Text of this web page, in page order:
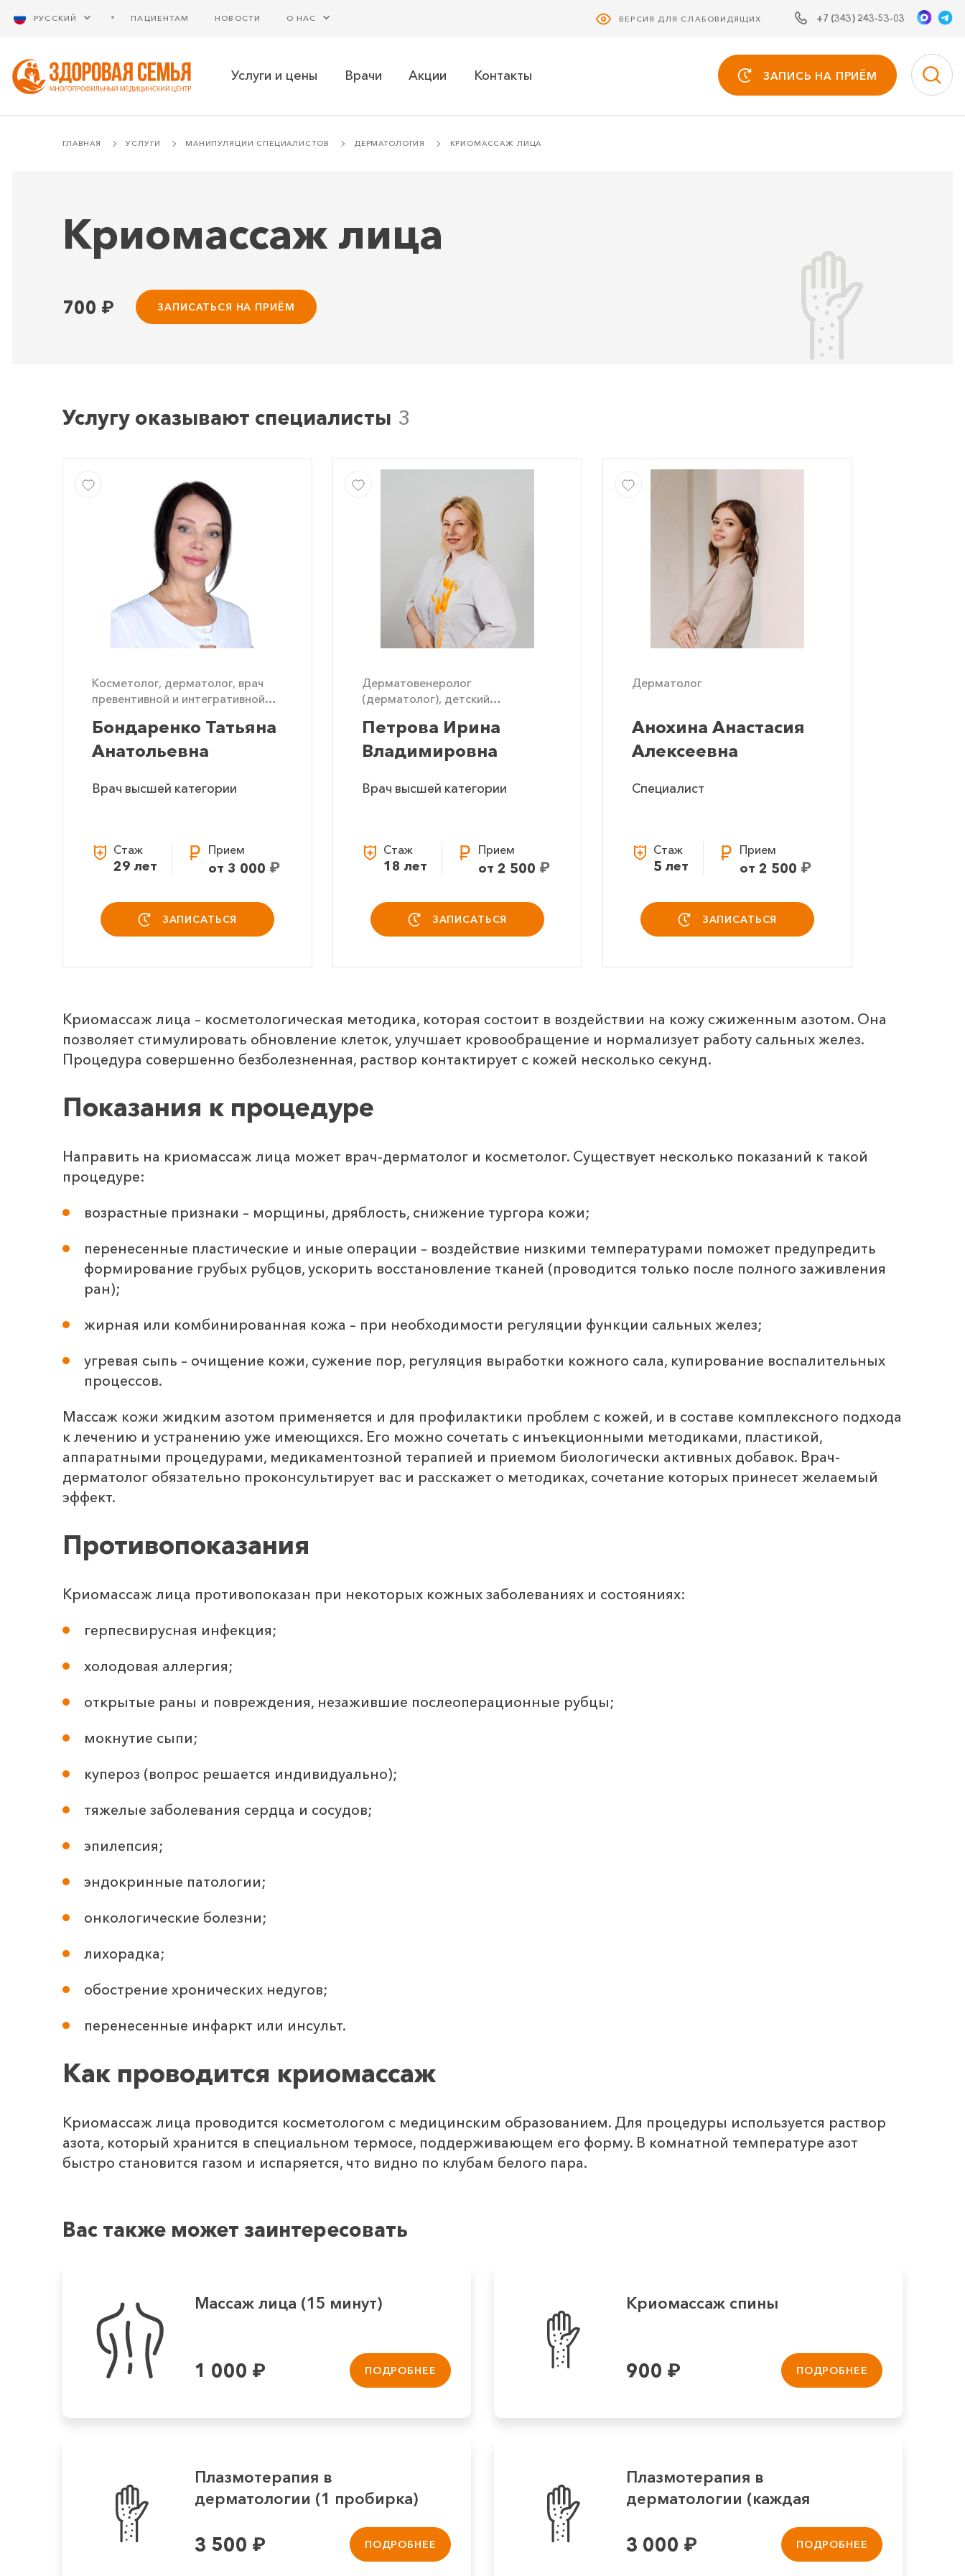
РУССКИЙ ПАЦИЕНТАМ НОВОСТИ О НАС ВЕРСИЯ ДЛЯ СЛАБОВИДЯЩИХ +7 (343) 243-53-03
Услуги и цены Врачи Акции Контакты ЗАПИСЬ НА ПРИЁМ
ГЛАВНАЯ УСЛУГИ МАНИПУЛЯЦИИ СПЕЦИАЛИСТОВ ДЕРМАТОЛОГИЯ КРИОМАССАЖ ЛИЦА
Криомассаж лица
700 ₽ ЗАПИСАТЬСЯ НА ПРИЁМ
Услугу оказывают специалисты
Косметолог, дерматолог, врач
превентивной и интегративной
Бондаренко Татьяна
Анатольевна
Врач высшей категории
Стаж
29 лет
Прием
от 3 000 ₽
ЗАПИСАТЬСЯ
Дерматовенеролог
(дерматолог), детский
Петрова Ирина
Владимировна
Врач высшей категории
Стаж
18 лет
Прием
от 2 500 ₽
ЗАПИСАТЬСЯ
Дерматолог
Анохина Анастасия
Алексеевна
Специалист
Стаж
5 лет
Прием
от 2 500 ₽
ЗАПИСАТЬСЯ
Криомассаж лица – косметологическая методика, которая состоит в воздействии на кожу сжиженным азотом. Она
позволяет стимулировать обновление клеток, улучшает кровообращение и нормализует работу сальных желез.
Процедура совершенно безболезненная, раствор контактирует с кожей несколько секунд.
Показания к процедуре
Направить на криомассаж лица может врач-дерматолог и косметолог. Существует несколько показаний к такой
процедуре:
возрастные признаки – морщины, дряблость, снижение тургора кожи;
перенесенные пластические и иные операции – воздействие низкими температурами поможет предупредить
формирование грубых рубцов, ускорить восстановление тканей (проводится только после полного заживления
ран);
жирная или комбинированная кожа – при необходимости регуляции функции сальных желез;
угревая сыпь – очищение кожи, сужение пор, регуляция выработки кожного сала, купирование воспалительных
процессов.
Массаж кожи жидким азотом применяется и для профилактики проблем с кожей, и в составе комплексного подхода
к лечению и устранению уже имеющихся. Его можно сочетать с инъекционными методиками, пластикой,
аппаратными процедурами, медикаментозной терапией и приемом биологически активных добавок. Врач-
дерматолог обязательно проконсультирует вас и расскажет о методиках, сочетание которых принесет желаемый
эффект.
Противопоказания
Криомассаж лица противопоказан при некоторых кожных заболеваниях и состояниях:
герпесвирусная инфекция;
холодовая аллергия;
открытые раны и повреждения, незажившие послеоперационные рубцы;
мокнутие сыпи;
купероз (вопрос решается индивидуально);
тяжелые заболевания сердца и сосудов;
эпилепсия;
эндокринные патологии;
онкологические болезни;
лихорадка;
обострение хронических недугов;
перенесенные инфаркт или инсульт.
Как проводится криомассаж
Криомассаж лица проводится косметологом с медицинским образованием. Для процедуры используется раствор
азота, который хранится в специальном термосе, поддерживающем его форму. В комнатной температуре азот
быстро становится газом и испаряется, что видно по клубам белого пара.
Вас также может заинтересовать
Массаж лица (15 минут)
1 000 ₽ ПОДРОБНЕЕ
Криомассаж спины
900 ₽ ПОДРОБНЕЕ
Плазмотерапия в
дерматологии (1 пробирка)
3 500 ₽ ПОДРОБНЕЕ
Плазмотерапия в
дерматологии (каждая
3 000 ₽ ПОДРОБНЕЕ